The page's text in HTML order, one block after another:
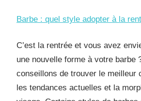
Barbe : quel style adopter à la
C’est la rentrée et vous avez
une nouvelle forme à votre barbe
conseillons de trouver le meilleur
les tendances actuelles et la